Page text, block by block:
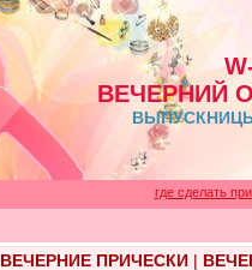
ВЕЧЕРНИЙ
где сделать
ВЕЧЕРНИЕ ПРИЧЕСКИ|